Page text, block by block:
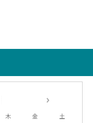
木 金 土